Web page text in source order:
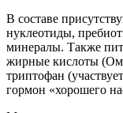
В составе
нуклеотиды,
минералы. Также
жирные кислоты
триптофан
гормон «хорошего